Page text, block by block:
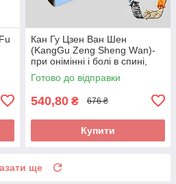
Кан Гу Цзен Ван Шен
(KangGu Zeng Sheng Wаn)-
при онімінні і болі в спині,
остеохондрозі, радикуліті,
протрузії
Готово до відправки
540,80 ₴ 676 ₴
Купити
ще